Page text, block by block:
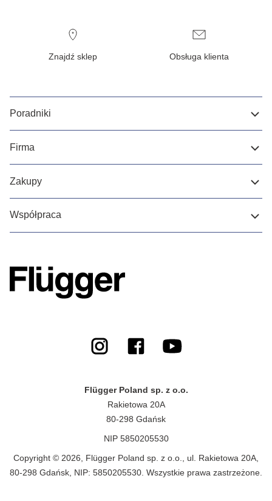
Znajdź sklep Obsługa klienta
Poradniki
Firma
Zakupy
Współpraca
Flügger Poland sp. z o.o.
Rakietowa 20A
80-298 Gdańsk
NIP 5850205530
Copyright © 2026, Flügger Poland sp. z o.o., ul. Rakietowa 20A,
80-298 Gdańsk, NIP: 5850205530. Wszystkie prawa zastrzeżone.